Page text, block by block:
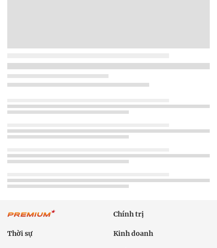
Chính trị
Thời sự Kinh doanh